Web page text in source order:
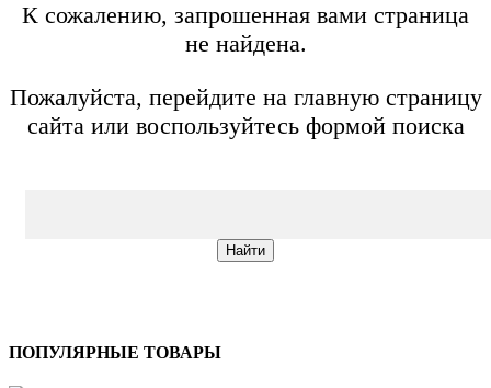
К сожалению, запрошенная вами страница
не найдена.
Пожалуйста, перейдите на главную страницу
сайта или воспользуйтесь формой поиска
ПОПУЛЯРНЫЕ ТОВАРЫ